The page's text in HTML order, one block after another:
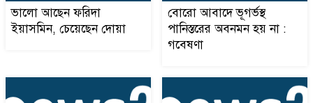
নকশী বাংলা ফাউন্ডেশনএর
ভালো আছেন ফরিদা
ইয়াসমিন, চেয়েছেন দোয়া
বোরো আবাদে ভূগর্ভস্থ
পানিস্তরের অবনমন হয় না :
গবেষণা